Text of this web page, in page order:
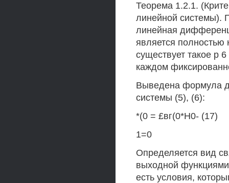
Теорема 1.2.1.
линейной системы).
линейная
является полностью
существует такое р
каждом
Выведена формула
системы (5), (6):
*(0 = £вг(0*Н0- (17)
1=0
Определяется вид
выходной
есть условия,